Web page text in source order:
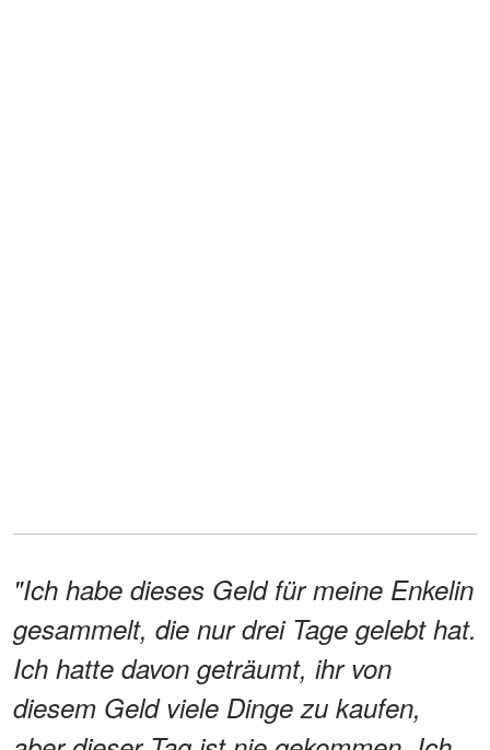
"Ich habe dieses Geld für meine Enkelin
gesammelt, die nur drei Tage gelebt hat.
Ich hatte davon geträumt, ihr von
diesem Geld viele Dinge zu kaufen,